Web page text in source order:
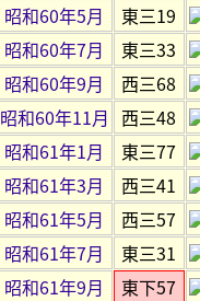
昭和60年5月
東三19
昭和60年7月
東三33
昭和60年9月
西三68
昭和60年11月 西三48
昭和61年1月
東三77
昭和61年3月
西三41
昭和61年5月
西三57
昭和61年7月
東三31
昭和61年9月
東下57